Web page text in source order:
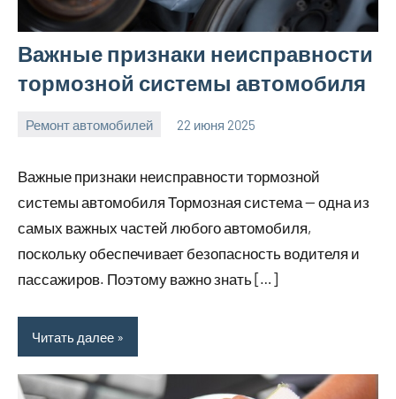
Важные признаки неисправности
тормозной системы автомобиля
Ремонт автомобилей 22 июня 2025
Важные признаки неисправности тормозной
системы автомобиля Тормозная система — одна из
самых важных частей любого автомобиля,
поскольку обеспечивает безопасность водителя и
пассажиров. Поэтому важно знать […]
Читать далее